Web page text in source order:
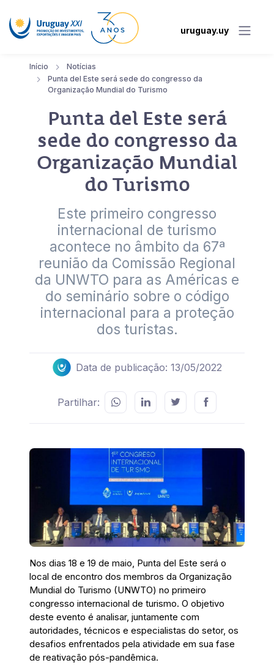
uruguay.uy
Início
Notícias
Punta del Este será sede do congresso da
Organização Mundial do Turismo
Punta del Este será
sede do congresso da
Organização Mundial
do Turismo
Este primeiro congresso
internacional de turismo
acontece no âmbito da 67ª
reunião da Comissão Regional
da UNWTO para as Américas e
do seminário sobre o código
internacional para a proteção
dos turistas.
Data de publicação: 13/05/2022
Partilhar:
Nos dias 18 e 19 de maio, Punta del Este será o
local de encontro dos membros da Organização
Mundial do Turismo (UNWTO) no primeiro
congresso internacional de turismo. O objetivo
deste evento é analisar, juntamente com
autoridades, técnicos e especialistas do setor, os
desafios enfrentados pela atividade em sua fase
de reativação pós-pandêmica.